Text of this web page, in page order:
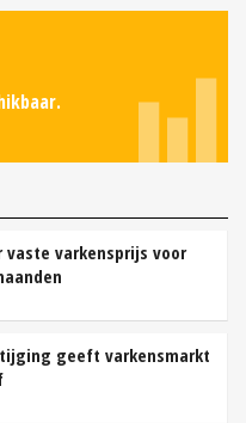
vaste varkensprijs voor
geeft varkensmarkt